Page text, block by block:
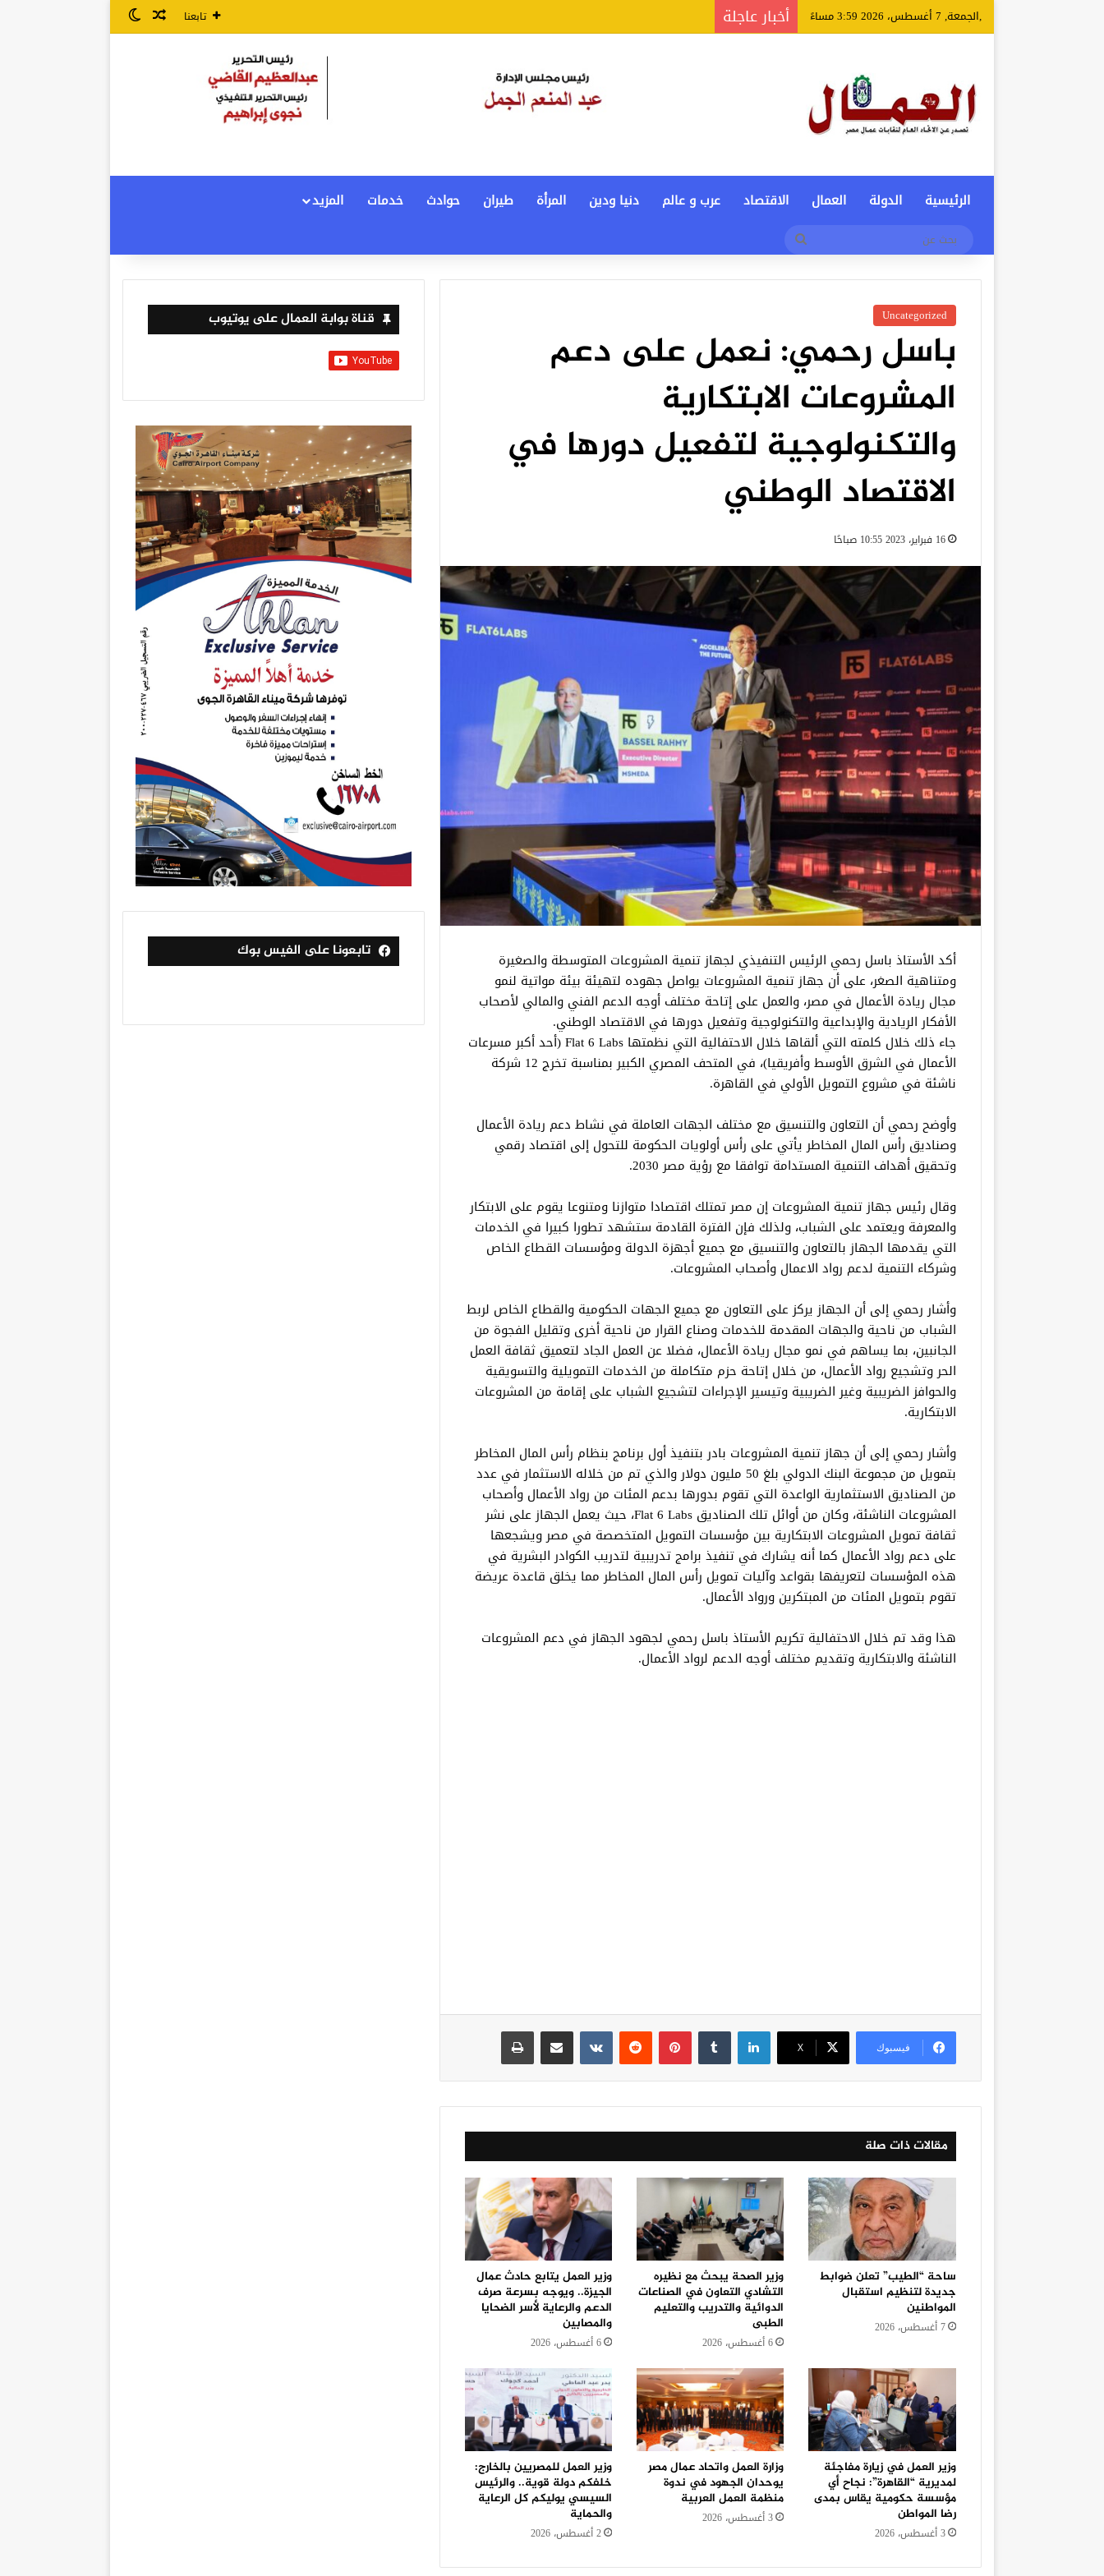
,الجمعة, 7 أغسطس، 2026 3:59 مساءً أخبار عاجلة تابعنا مقال عشوائي
الوضع المظلم
الرئيسية الدولة العمال الاقتصاد عرب و عالم دنيا ودين المرأة طيران حوادث خدمات
المزيد
Uncategorized
باسل رحمي: نعمل على دعم
المشروعات الابتكارية
والتكنولوجية لتفعيل دورها في
الاقتصاد الوطني
16 فبراير، 2023 10:55 صباحًا
أكد الأستاذ باسل رحمي الرئيس التنفيذي لجهاز تنمية المشروعات المتوسطة والصغيرة
ومتناهية الصغر، على أن جهاز تنمية المشروعات يواصل جهوده لتهيئة بيئة مواتية لنمو
مجال ريادة الأعمال في مصر، والعمل على إتاحة مختلف أوجه الدعم الفني والمالي لأصحاب
الأفكار الريادية والإبداعية والتكنولوجية وتفعيل دورها في الاقتصاد الوطني.
جاء ذلك خلال كلمته التي ألقاها خلال الاحتفالية التي نظمتها Flat 6 Labs (أحد أكبر مسرعات
الأعمال في الشرق الأوسط وأفريقيا)، في المتحف المصري الكبير بمناسبة تخرج 12 شركة
ناشئة في مشروع التمويل الأولي في القاهرة.
وأوضح رحمي أن التعاون والتنسيق مع مختلف الجهات العاملة في نشاط دعم ريادة الأعمال
وصناديق رأس المال المخاطر يأتي على رأس أولويات الحكومة للتحول إلى اقتصاد رقمي
وتحقيق أهداف التنمية المستدامة توافقا مع رؤية مصر 2030.
وقال رئيس جهاز تنمية المشروعات إن مصر تمتلك اقتصادا متوازنا ومتنوعا يقوم على الابتكار
والمعرفة ويعتمد على الشباب، ولذلك فإن الفترة القادمة ستشهد تطورا كبيرا في الخدمات
التي يقدمها الجهاز بالتعاون والتنسيق مع جميع أجهزة الدولة ومؤسسات القطاع الخاص
وشركاء التنمية لدعم رواد الاعمال وأصحاب المشروعات.
وأشار رحمي إلى أن الجهاز يركز على التعاون مع جميع الجهات الحكومية والقطاع الخاص لربط
الشباب من ناحية والجهات المقدمة للخدمات وصناع القرار من ناحية أخرى وتقليل الفجوة من
الجانبين، بما يساهم في نمو مجال ريادة الأعمال، فضلا عن العمل الجاد لتعميق ثقافة العمل
الحر وتشجيع رواد الأعمال، من خلال إتاحة حزم متكاملة من الخدمات التمويلية والتسويقية
والحوافز الضريبية وغير الضريبية وتيسير الإجراءات لتشجيع الشباب على إقامة من المشروعات
الابتكارية.
وأشار رحمي إلى أن جهاز تنمية المشروعات بادر بتنفيذ أول برنامج بنظام رأس المال المخاطر
بتمويل من مجموعة البنك الدولي بلغ 50 مليون دولار والذي تم من خلاله الاستثمار في عدد
من الصناديق الاستثمارية الواعدة التي تقوم بدورها بدعم المئات من رواد الأعمال وأصحاب
المشروعات الناشئة، وكان من أوائل تلك الصناديق Flat 6 Labs، حيث يعمل الجهاز على نشر
ثقافة تمويل المشروعات الابتكارية بين مؤسسات التمويل المتخصصة في مصر ويشجعها
على دعم رواد الأعمال كما أنه يشارك في تنفيذ برامج تدريبية لتدريب الكوادر البشرية في
هذه المؤسسات لتعريفها بقواعد وآليات تمويل رأس المال المخاطر مما يخلق قاعدة عريضة
تقوم بتمويل المئات من المبتكرين ورواد الأعمال.
هذا وقد تم خلال الاحتفالية تكريم الأستاذ باسل رحمي لجهود الجهاز في دعم المشروعات
الناشئة والابتكارية وتقديم مختلف أوجه الدعم لرواد الأعمال.
فيسبوك ‫X
لينكدإن بينتيريست
مقالات ذات صلة
ساحة “الطيب” تعلن ضوابط
جديدة لتنظيم استقبال
المواطنين
7 أغسطس، 2026
وزير الصحة يبحث مع نظيره
التشادي التعاون في الصناعات
الدوائية والتدريب والتعليم
الطبى
6 أغسطس، 2026
وزير العمل يتابع حادث عمال
الجيزة.. ويوجه بسرعة صرف
الدعم والرعاية لأسر الضحايا
والمصابين
6 أغسطس، 2026
وزير العمل في زيارة مفاجئة
لمديرية “القاهرة”: نجاح أي
مؤسسة حكومية يقاس بمدى
رضا المواطن
3 أغسطس، 2026
وزارة العمل واتحاد عمال مصر
يوحدان الجهود في ندوة
منظمة العمل العربية
3 أغسطس، 2026
وزير العمل للمصريين بالخارج:
خلفكم دولة قوية.. والرئيس
السيسي يوليكم كل الرعاية
والحماية
2 أغسطس، 2026
قناة بوابة العمال على يوتيوب
تابعونا على الفيس بوك